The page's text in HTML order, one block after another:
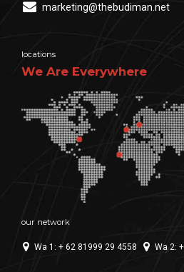
marketing@thebudiman.net
locations
We Are Everywhere
our network
Wa 1: + 62 81999 29 4558 Wa 2: